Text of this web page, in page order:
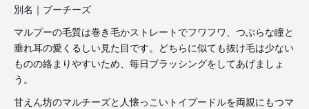
別名｜プーチーズ
マルプーの毛質は巻き毛かストレートでフワフワ、つぶらな瞳と
垂れ耳の愛くるしい見た目です。どちらに似ても抜け毛は少ない
ものの絡まりやすいため、毎日ブラッシングをしてあげましょ
う。
甘えん坊のマルチーズと人懐っこいトイプードルを両親にもつマ